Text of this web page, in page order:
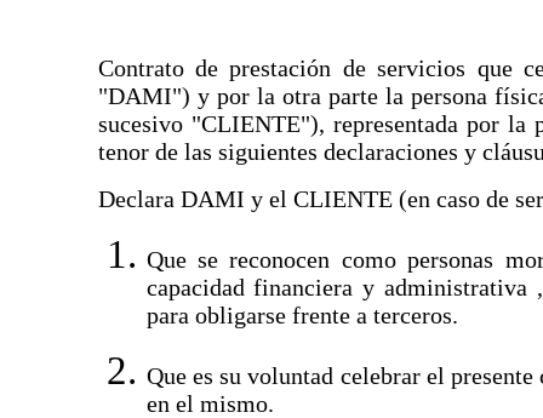
Contrato de prestación de servicios que
"DAMI") y por la otra parte la persona
sucesivo "CLIENTE"), representada por
tenor de las siguientes declaraciones y
Declara DAMI y el CLIENTE (en caso de
Que se reconocen como personas
capacidad financiera y administrativa
para obligarse frente a terceros.
Que es su voluntad celebrar el
en el mismo.